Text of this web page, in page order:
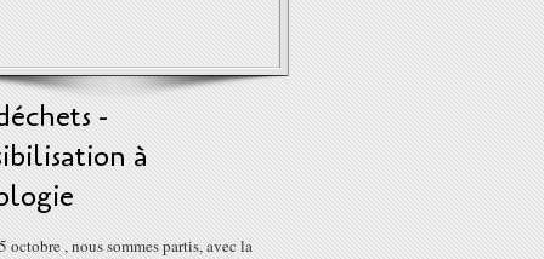
-
à
octobre , nous sommes partis, avec la